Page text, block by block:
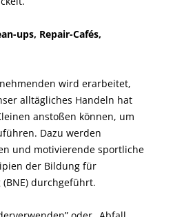
ups, Repair-Cafés,
wird erarbeitet,
alltägliches Handeln hat
anstoßen können, um
Dazu werden
und motivierende sportliche
der Bildung für
durchgeführt.